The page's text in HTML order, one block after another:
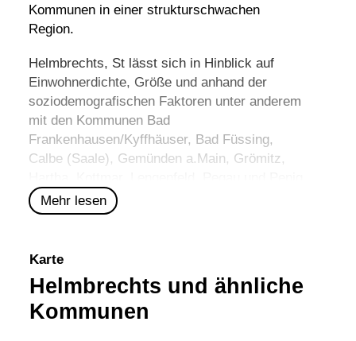
Kommunen in einer strukturschwachen
Region.
Helmbrechts, St lässt sich in Hinblick auf
Einwohnerdichte, Größe und anhand der
soziodemografischen Faktoren unter anderem
mit den Kommunen Bad
Frankenhausen/Kyffhäuser, Bad Füssing,
Calbe (Saale) , Gemünden a.Main, Grömitz ,
vergleichen.
Mehr lesen
Karte
Helmbrechts und ähnliche
Kommunen